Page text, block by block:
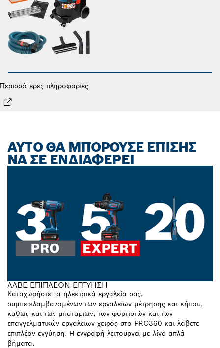
Περισσότερες πληροφορίες
ΑΥΤΌ ΘΑ ΜΠΟΡΟΎΣΕ ΕΠΊΣΗΣ
ΝΑ ΣΕ ΕΝΔΙΑΦΈΡΕΙ
ΛΑΒΕ ΕΠΙΠΛΕΟΝ ΕΓΓΥΗΣΗ
Καταχωρήστε τα ηλεκτρικά εργαλεία σας,
συμπεριλαμβανομένων των εργαλείων μέτρησης και κήπου,
καθώς και των μπαταριών, των φορτιστών και των
επαγγελματικών εργαλείων χειρός στο PRO360 και λάβετε
επιπλέον εγγύηση. Η εγγραφή λειτουργεί με λίγα απλά
βήματα.